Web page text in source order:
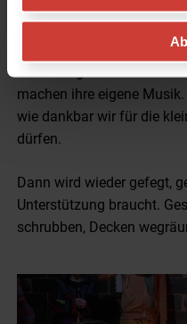
Ausgangssperre dürfen
das Rauschen des
machen ihre eigene
wie dankbar wir für die
dürfen.
Dann wird wieder gefegt,
Unterstützung braucht.
schrubben, Decken